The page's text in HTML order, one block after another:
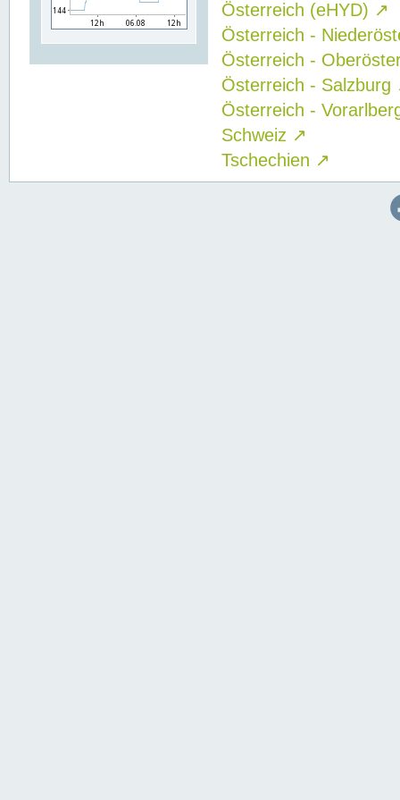
Österreich (eHYD) ↗
Österreich -
Österreich -
Österreich - Salzburg
Österreich -
Schweiz ↗
Tschechien ↗